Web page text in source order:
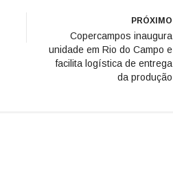
PRÓXIMO
Copercampos inaugura
unidade em Rio do Campo e
facilita logística de entrega
da produção